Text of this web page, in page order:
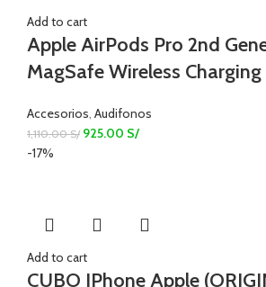
Add to cart
Apple AirPods Pro 2nd
MagSafe Wireless Charging
Accesorios Audifonos
1,110.00S/ 925.00 S/
-17%
Add to cart
CUBO IPhone Apple